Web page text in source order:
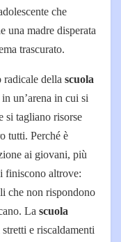
che
una madre disperata
trascurato.
radicale della scuola
un’arena in cui si
si tagliano risorse
tutti. Perché è
ai giovani, più
finiscono altrove:
che non rispondono
La scuola
e riscaldamenti